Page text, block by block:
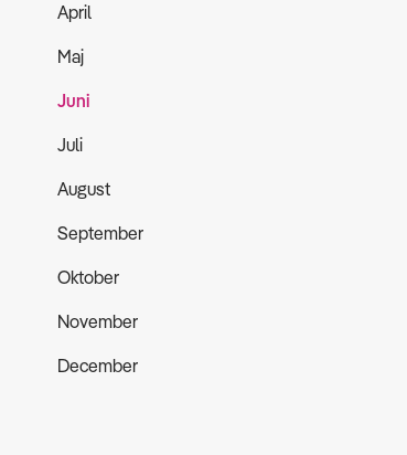
April
Maj
Juni
Juli
August
September
Oktober
November
December